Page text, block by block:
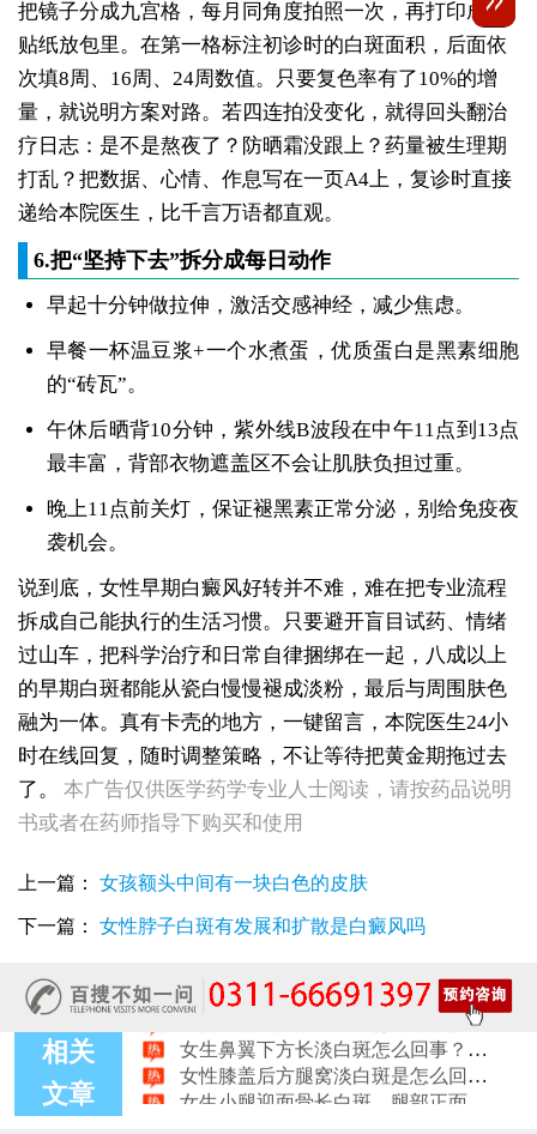
把镜子分成九宫格，每月同角度拍照一次，再打印成A4
贴纸放包里。在第一格标注初诊时的白斑面积，后面依
次填8周、16周、24周数值。只要复色率有了10%的增
量，就说明方案对路。若四连拍没变化，就得回头翻治
疗日志：是不是熬夜了？防晒霜没跟上？药量被生理期
打乱？把数据、心情、作息写在一页A4上，复诊时直接
递给本院医生，比千言万语都直观。
6.把“坚持下去”拆分成每日动作
早起十分钟做拉伸，激活交感神经，减少焦虑。
早餐一杯温豆浆+一个水煮蛋，优质蛋白是黑素细胞
的“砖瓦”。
午休后晒背10分钟，紫外线B波段在中午11点到13点
最丰富，背部衣物遮盖区不会让肌肤负担过重。
晚上11点前关灯，保证褪黑素正常分泌，别给免疫夜
袭机会。
说到底，女性早期白癜风好转并不难，难在把专业流程
拆成自己能执行的生活习惯。只要避开盲目试药、情绪
过山车，把科学治疗和日常自律捆绑在一起，八成以上
的早期白斑都能从瓷白慢慢褪成淡粉，最后与周围肤色
融为一体。真有卡壳的地方，一键留言，本院医生24小
时在线回复，随时调整策略，不让等待把黄金期拖过去
了。
本广告仅供医学药学专业人士阅读，请按药品说明
书或者在药师指导下购买和使用
上一篇： 女孩额头中间有一块白色的皮肤
下一篇： 女性脖子白斑有发展和扩散是白癜风吗
相关
文章
女性后背腰窝长小白点凹陷处色素变淡，是白癜风早期症状吗
女生脚踝骨节凸起处长白斑 脱色原因与应对方法
女性小腿冒出小白点，浅色斑点是白癜风吗
女性手指关节长小白块指关节发白会不会扩
女性尾椎骨白斑是白癜风吗后背浅色皮损判断
女生腰窝长白斑凹陷脱色 警惕白癜风迹象
女性肩膀后侧长白块后背肩颈连接处发白怎么回事
女生鼻翼下方长淡白斑怎么回事？鼻下皮肤发白原因详解
女性膝盖后方腿窝淡白斑是怎么回事 隐蔽处白斑咨询
女生小腿迎面骨长白斑，腿部正面发白解答
女性脸颊边缘长淡色块边界模糊白斑是怎么回事